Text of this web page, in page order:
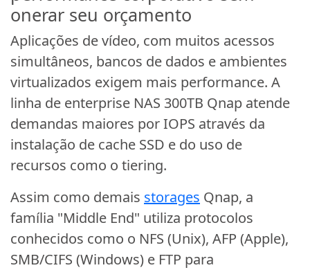
onerar seu orçamento
Aplicações de vídeo, com muitos acessos
simultâneos, bancos de dados e ambientes
virtualizados exigem mais performance. A
linha de enterprise NAS 300TB Qnap atende
demandas maiores por IOPS através da
instalação de cache SSD e do uso de
recursos como o tiering.
Assim como demais storages Qnap, a
família "Middle End" utiliza protocolos
conhecidos como o NFS (Unix), AFP (Apple),
SMB/CIFS (Windows) e FTP para